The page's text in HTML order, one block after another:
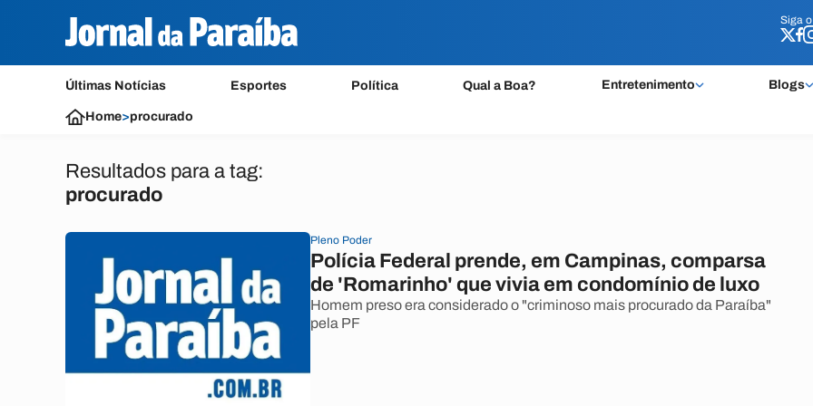
Siga o
Últimas Notícias Esportes Política Qual a Boa? Entretenimento Blogs
Siga o
Home>procurado
Resultados para a tag:
procurado
Pleno Poder
Polícia Federal prende, em Campinas, comparsa
de 'Romarinho' que vivia em condomínio de luxo
Homem preso era considerado o "criminoso mais procurado da Paraíba"
pela PF